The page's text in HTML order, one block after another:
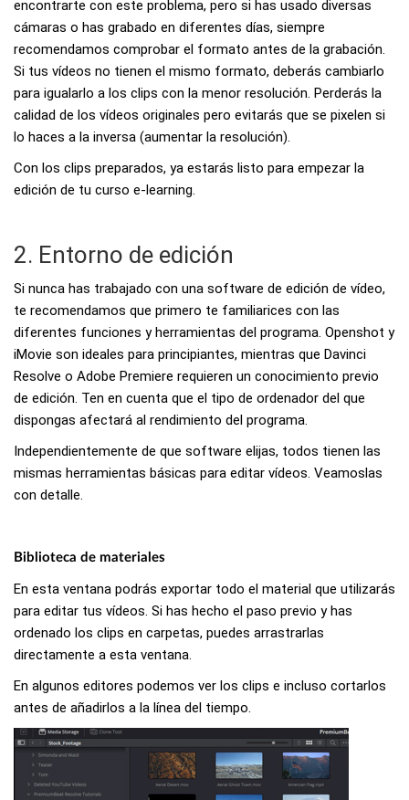
encontrarte con este problema, pero si has usado diversas
cámaras o has grabado en diferentes días, siempre
recomendamos comprobar el formato antes de la grabación.
Si tus vídeos no tienen el mismo formato, deberás cambiarlo
para igualarlo a los clips con la menor resolución. Perderás la
calidad de los vídeos originales pero evitarás que se pixelen si
lo haces a la inversa (aumentar la resolución).
Con los clips preparados, ya estarás listo para empezar la
edición de tu curso e-learning.
2. Entorno de edición
Si nunca has trabajado con una software de edición de vídeo,
te recomendamos que primero te familiarices con las
diferentes funciones y herramientas del programa. Openshot y
iMovie son ideales para principiantes, mientras que Davinci
Resolve o Adobe Premiere requieren un conocimiento previo
de edición. Ten en cuenta que el tipo de ordenador del que
dispongas afectará al rendimiento del programa.
Independientemente de que software elijas, todos tienen las
mismas herramientas básicas para editar vídeos. Veamoslas
con detalle.
Biblioteca de materiales
En esta ventana podrás exportar todo el material que utilizarás
para editar tus vídeos. Si has hecho el paso previo y has
ordenado los clips en carpetas, puedes arrastrarlas
directamente a esta ventana.
En algunos editores podemos ver los clips e incluso cortarlos
antes de añadirlos a la línea del tiempo.